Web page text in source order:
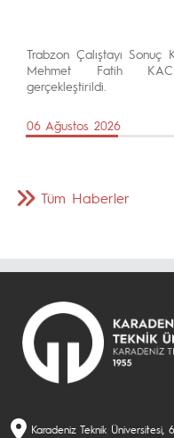
Trabzon Çalıştayı Sonuç
Mehmet Fatih
gerçekleştirildi.
06 Ağustos 2026
Tüm Haberler
Karadeniz Teknik Üniversitesi,